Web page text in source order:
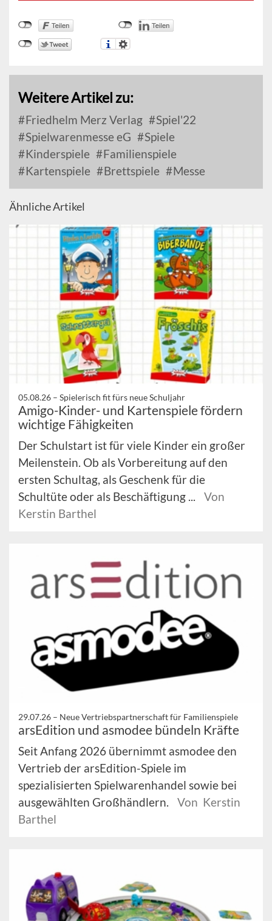
Weitere Artikel zu:
Friedhelm Merz Verlag
Spiel'22
Spielwarenmesse eG
Spiele
Kinderspiele
Familienspiele
Kartenspiele
Brettspiele Messe
Ähnliche Artikel
05.08.26 – Spielerisch fit fürs neue Schuljahr
Amigo-Kinder- und Kartenspiele fördern
wichtige Fähigkeiten
Der Schulstart ist für viele Kinder ein großer
Meilenstein. Ob als Vorbereitung auf den
ersten Schultag, als Geschenk für die
Schultüte oder als Beschäftigung ...
Von
Kerstin Barthel
29.07.26 – Neue Vertriebspartnerschaft für Familienspiele
arsEdition und asmodee bündeln Kräfte
Seit Anfang 2026 übernimmt asmodee den
Vertrieb der arsEdition-Spiele im
spezialisierten Spielwarenhandel sowie bei
ausgewählten Großhändlern.
Von Kerstin
Barthel